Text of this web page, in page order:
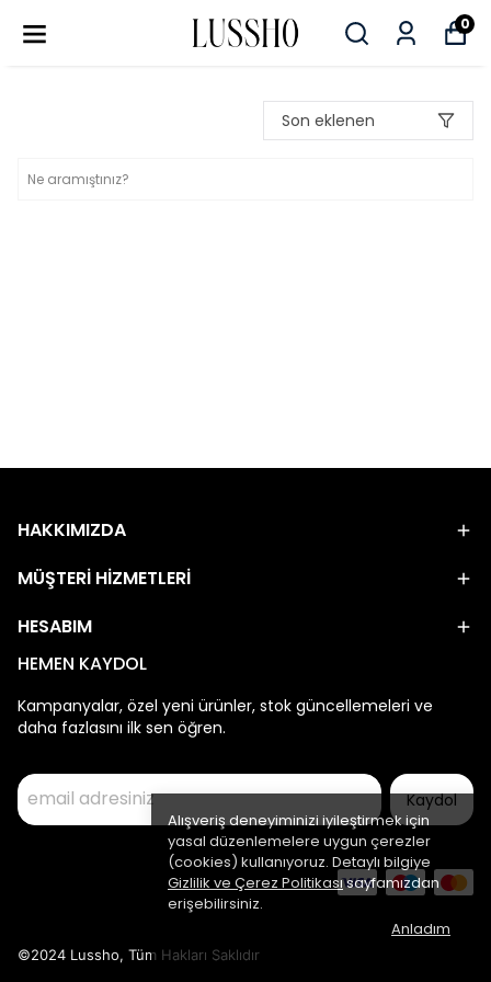
0
Alışveriş deneyiminizi iyileştirmek için
yasal düzenlemelere uygun çerezler
(cookies) kullanıyoruz. Detaylı bilgiye
Gizlilik ve Çerez Politikasısayfamızdan
erişebilirsiniz.
Anladım
Son eklenen
HAKKIMIZDA
MÜŞTERİ HİZMETLERİ
HESABIM
HEMEN KAYDOL
Kampanyalar, özel yeni ürünler, stok güncellemeleri ve
daha fazlasını ilk sen öğren.
Kaydol
©2024 Lussho, Tüm Hakları Saklıdır